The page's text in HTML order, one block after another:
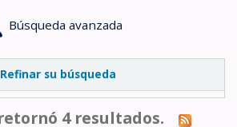
Búsqueda avanzada
Refinar su búsqueda
4 resultados.